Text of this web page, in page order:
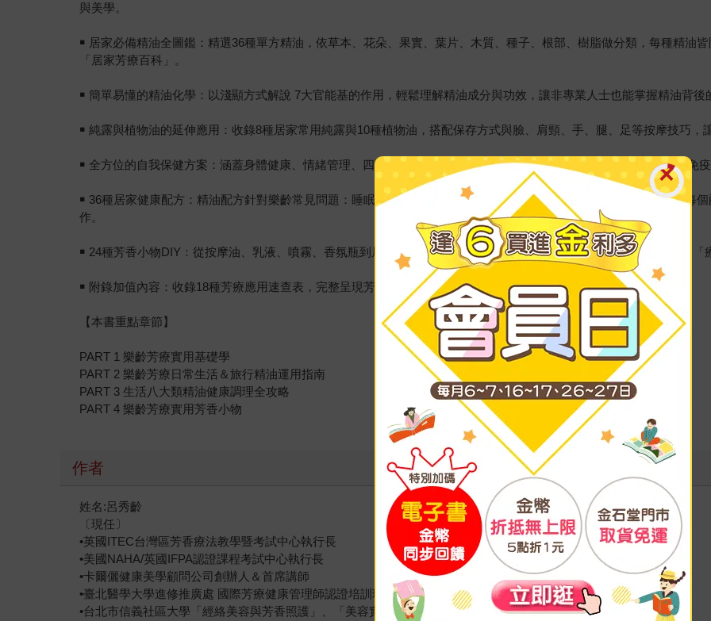
與美學。
￭ 居家必備精油全圖鑑：精選36種單方精油，依草本、花朵、果實、葉片、木質、種子、根部、樹脂做分類，每種精油
「居家芳療百科」。
￭ 簡單易懂的精油化學：以淺顯方式解說 7大官能基的作用，輕鬆理解精油成分與功效，讓非專業人士也能掌握精油背後
￭ 純露與植物油的延伸應用：收錄8種居家常用純露與10種植物油，搭配保存方式與臉、肩頸、手、腿、足等按摩技巧，
￭ 全方位的自我保健方案：涵蓋身體健康、情緒管理、四季保健、旅遊照護 等面向。提供助眠、舒壓、抗焦慮、提升免
￭ 36種居家健康配方：精油配方針對樂齡常見問題：睡眠、焦慮、肌肉痠痛、皮膚乾癢、呼吸道保養、腸胃不適等。每
作。
￭ 24種芳香小物DIY：從按摩油、乳液、噴霧、香氛瓶到居家清潔用品，提供簡單步驟與配方，讓您能親手製作，享受「
￭ 附錄加值內容：收錄18種芳療應用速查表，完整呈現芳療的多元面貌，能快速查找、靈活運用。
【本書重點章節】
PART 1 樂齡芳療實用基礎學
PART 2 樂齡芳療日常生活＆旅行精油運用指南
PART 3 生活八大類精油健康調理全攻略
PART 4 樂齡芳療實用芳香小物
作者
姓名:呂秀齡
〔現任〕
•英國ITEC台灣區芳香療法教學暨考試中心執行長
•美國NAHA/英國IFPA認證課程考試中心執行長
•卡爾儷健康美學顧問公司創辦人＆首席講師
•臺北醫學大學進修推廣處 國際芳療健康管理師認證培訓班授課講師（2003年迄今）
•台北市信義社區大學「經絡美容與芳香照護」、「美容實務DIY」講師